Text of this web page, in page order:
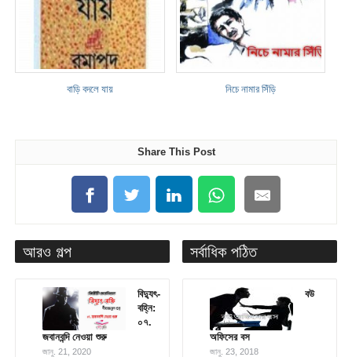
বাড়ি বদলে যায় নিচে নামার সিঁড়ি
Share This Post
আরও গল্প
বিদ্যুৎ-
বহ্নি:
০৭.
জবানবন্দি নেওয়া শুরু
জানু. 21, 2020
সর্বাধিক পঠিত
বউ
অফিসের বস
জানু. 23, 2018